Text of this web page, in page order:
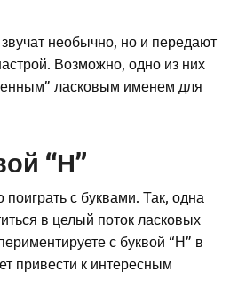
необычно, но и передают
Возможно, одно из них
ласковым именем для
“Н”
с буквами. Так, одна
в целый поток ласковых
с буквой “Н” в
привести к интересным